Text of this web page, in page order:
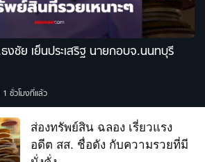
งชัย เย็นประเสริฐ นายกอบจ.นนทบุรี
1 ชั่วโมงที่แล้ว
ส่องทรัพย์สิน ฉลอง เรี่ยวแรง
อดีต สส. ชื่อดัง กับความรวยที่มี